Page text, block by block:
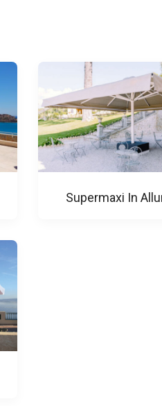
Supermaxi In